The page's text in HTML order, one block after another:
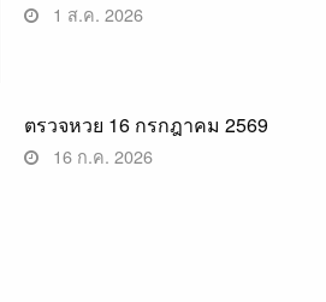
1 ส.ค. 2026
ตรวจหวย 16 กรกฎาคม 2569
16 ก.ค. 2026